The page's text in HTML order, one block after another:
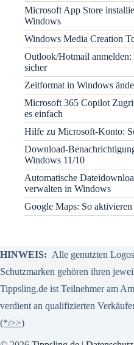
Microsoft App Store
Windows
Windows Media Creation
Outlook/Hotmail anmelden:
sicher
Zeitformat in Windows
Microsoft 365 Copilot
es einfach
Hilfe zu Microsoft-Konto:
Download-
Windows 11/10
Automatische
verwalten in Windows
Google Maps: So
HINWEIS: Alle genutzten
Schutzmarken gehören ihren
Tippsling.de ist Teilnehmer am
verdient an qualifizierten
(*/>>)